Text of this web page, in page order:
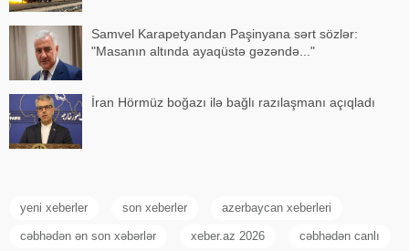
Samvel Karapetyandan Paşinyana sərt sözlər:
"Masanın altında ayaqüstə gəzəndə..."
İran Hörmüz boğazı ilə bağlı razılaşmanı açıqladı
yeni xeberler son xeberler azerbaycan xeberleri
cəbhədən ən son xəbərlər xeber.az 2026 cəbhədən canlı